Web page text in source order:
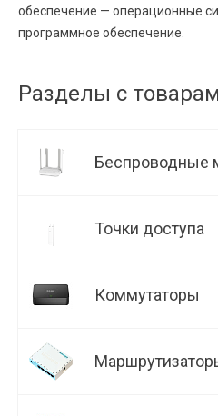
обеспечение — операционные
программное обеспечение.
Разделы с
Беспроводные
Точки доступа
Коммутаторы